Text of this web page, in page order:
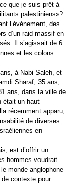
que je suis prêt à
palestiniens»?
l’événement, des
d’un raid massif en
Il s’agissait de 6
et les colons
à Nabi Saleh, et
Sharaf, 35 ans,
ans, dans la ville de
était un haut
récemment apparu,
de diverses
en
est d’offrir un
hommes voudrait
monde anglophone
de contexte pour